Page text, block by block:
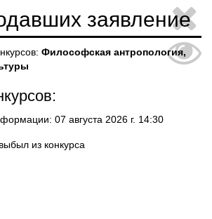
заявление
Философская антропология,
07 августа 2026 г. 14:30
из конкурса